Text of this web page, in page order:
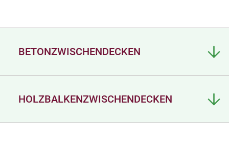
BETONZWISCHENDECKEN
HOLZBALKENZWISCHENDECKEN